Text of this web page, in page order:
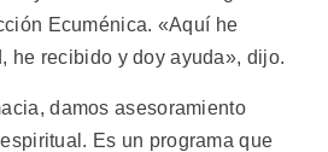
Ecuménica. «Aquí he
he recibido y doy ayuda», dijo.
damos asesoramiento
Es un programa que